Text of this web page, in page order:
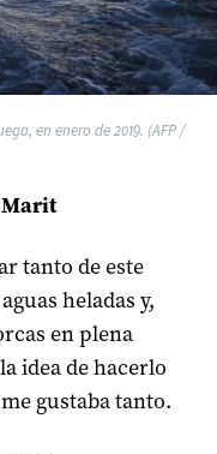
en enero de 2019. (AFP /
Marit
tanto de este
heladas y,
en plena
idea de hacerlo
gustaba tanto.